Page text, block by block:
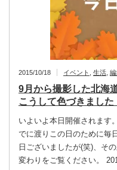
2015/10/18 イベント 生活
9月から撮影した北海
こうして色づきました
いよいよ本日開催されます
でに渡りこの日のために毎
日ございましたが(笑)、そ
変わりをご覧ください。